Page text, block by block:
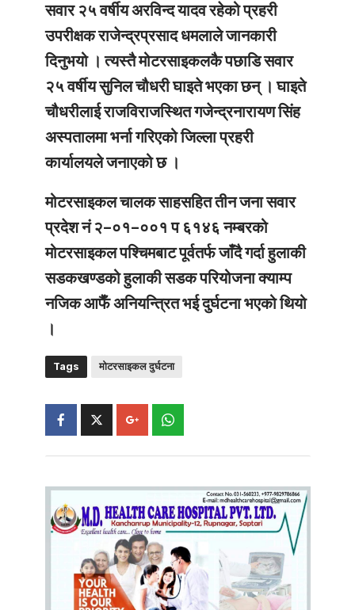
सवार २५ वर्षीय अरविन्द यादव रहेको प्रहरी
उपरीक्षक राजेन्द्रप्रसाद धमलाले जानकारी
दिनुभयो । त्यस्तै मोटरसाइकलकै पछाडि सवार
२५ वर्षीय सुनिल चौधरी घाइते भएका छन् । घाइते
चौधरीलाई राजविराजस्थित गजेन्द्रनारायण सिंह
अस्पतालमा भर्ना गरिएको जिल्ला प्रहरी
कार्यालयले जनाएको छ ।
मोटरसाइकल चालक साहसहित तीन जना सवार
प्रदेश नं २–०१–००१ प ६१४६ नम्बरको
मोटरसाइकल पश्चिमबाट पूर्वतर्फ जाँदै गर्दा हुलाकी
सडकखण्डको हुलाकी सडक परियोजना क्याम्प
नजिक आफैँ अनियन्त्रित भई दुर्घटना भएको थियो
।
Tags मोटरसाइकल दुर्घटना